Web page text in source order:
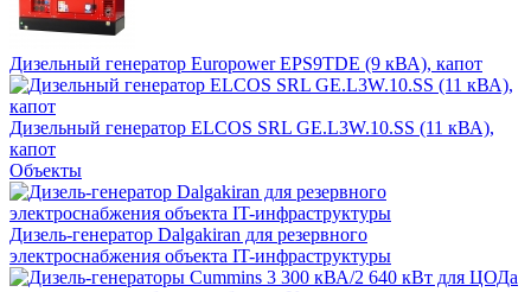
Дизельный генератор Europower EPS9TDE (9 кВА), капот
Дизельный генератор ELCOS SRL GE.L3W.10.SS (11 кВА),
капот
Объекты
Дизель-генератор Dalgakiran для резервного
электроснабжения объекта IT-инфраструктуры